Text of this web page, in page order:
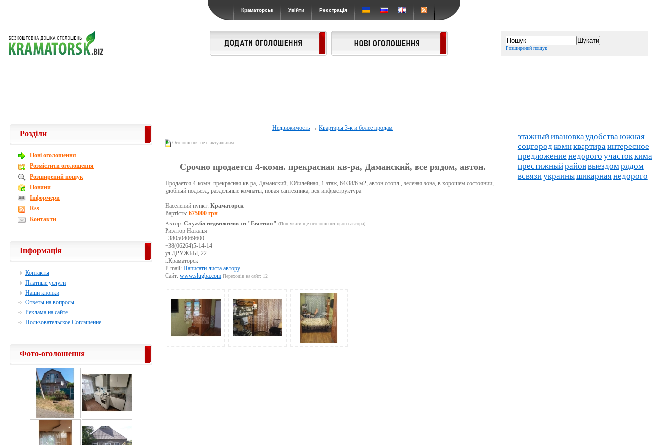
Краматорськ Увійти Реєстрація
Розширений пошук
Недвижимость →Квартиры 3-к и более продам
Оголошення не є актуальним
Срочно продается 4-комн. прекрасная кв-ра, Даманский, все рядом, автон.
Продается 4-комн. прекрасная кв-ра, Даманский, Юбилейная, 1 этаж, 64/38/6 м2, автон.отопл., зеленая зона, в хорошем состоянии,
удобный подъезд, раздельные комнаты, новая сантехника, вся инфраструктура
Населений пункт: Краматорск
Вартість: 675000 грн
Автор: Служба недвижимости "Евгения" (Пошукати ще оголошення цього автора)
Риэлтор Наталья
+380504069600
+38(06264)5-14-14
ул.ДРУЖБЫ, 22
г.Краматорск
E-mail: Написати листа автору
Сайт: www.slugba.com Переходів на сайт: 12
Розділи
Новi оголошення
Розмістити оголошення
Розширений пошук
Новини
Інформери
Rss
Контакти
Інформація
Контакты
Платные услуги
Наши кнопки
Ответы на вопросы
Реклама на сайте
Пользовательское Соглашение
Фото-оголошення
этажныйивановкаудобстваюжная
соцгородкомнквартираинтересное
предложение недорого участоккима
престижныйрайонвыездомрядом
всвязиукраинышикарнаянедорого